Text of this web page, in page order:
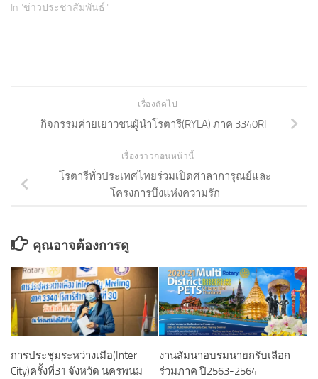
In "ข่าวประชาสัมพันธ์"
เรื่องถัดไป
กิจกรรมค่ายเยาวชนผู้นำโรตารี(RYLA) ภาค 3340RI
เรื่องราวก่อนหน้านี้
โรตารีทั่วประเทศไทยร่วมเปิดศาลาการุณย์และ
โครงการบึงแห่งความรัก
คุณอาจต้องการดู
การประชุมระหว่างเมือ(Inter
City)ครั้งที่31 จังหวัด นครพนม
งานสัมนาอบรมนายกรับเลือก
ร่วมภาค ปี2563-2564